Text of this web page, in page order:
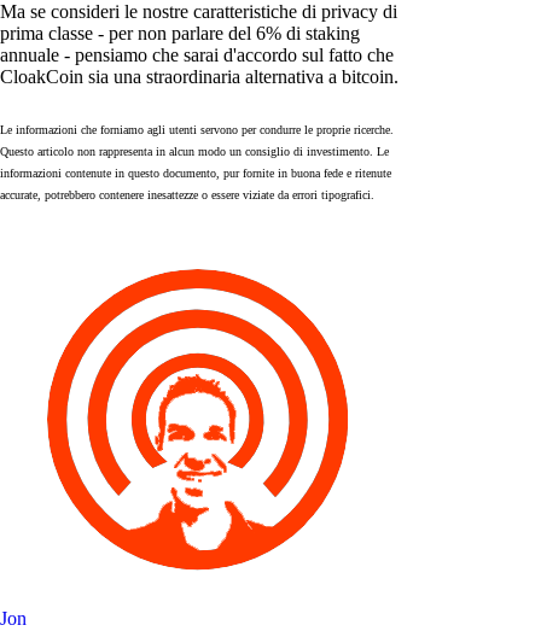
Ma se consideri le nostre caratteristiche di privacy di
prima classe - per non parlare del 6% di staking
annuale - pensiamo che sarai d'accordo sul fatto che
CloakCoin sia una straordinaria alternativa a bitcoin.
Le informazioni che forniamo agli utenti servono per condurre le proprie ricerche.
Questo articolo non rappresenta in alcun modo un consiglio di investimento. Le
informazioni contenute in questo documento, pur fornite in buona fede e ritenute
accurate, potrebbero contenere inesattezze o essere viziate da errori tipografici.
Jon